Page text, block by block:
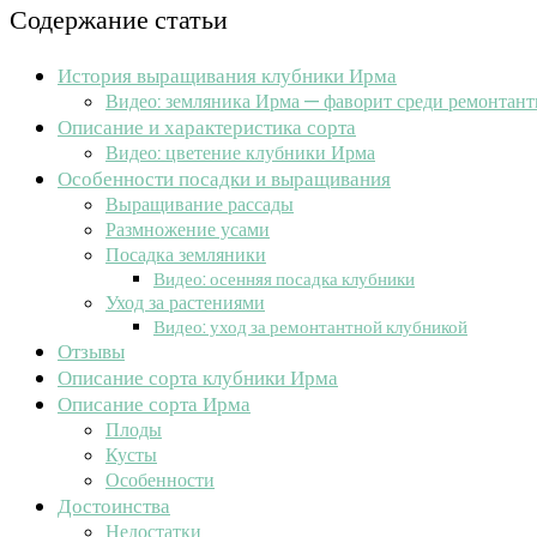
Содержание статьи
История выращивания клубники Ирма
Видео: земляника Ирма — фаворит среди
Описание и характеристика сорта
Видео: цветение клубники Ирма
Особенности посадки и выращивания
Выращивание рассады
Размножение усами
Посадка земляники
Видео: осенняя посадка клубники
Уход за растениями
Видео: уход за ремонтантной клубникой
Отзывы
Описание сорта клубники Ирма
Описание сорта Ирма
Плоды
Кусты
Особенности
Достоинства
Недостатки